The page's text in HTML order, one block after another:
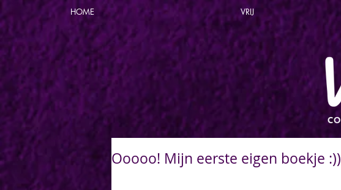
HOME VRIJ
Ooooo! Mijn eerste eigen boekje :))